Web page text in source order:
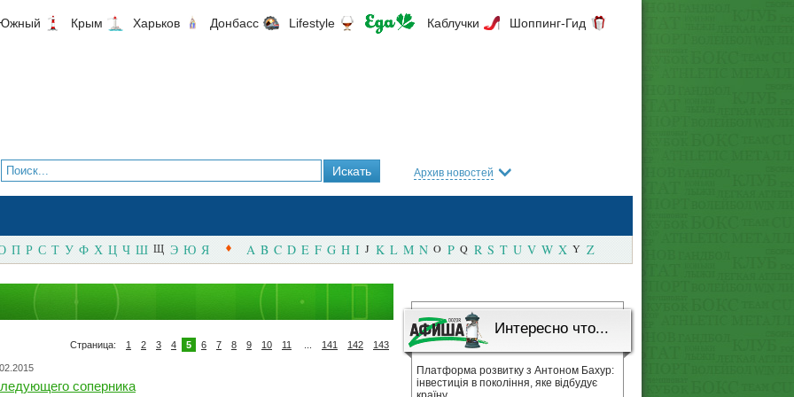
Крым Харьков Донбасс Lifestyle Каблучки Шоппинг-Гид
Архив новостей
П Р С Т У Ф Х Ц Ч Ш Щ Э Ю Я A B C D E F G H I J K L M N O P Q R S T U V W X Y Z
Страница: 1 2 3 4 5 6 7 8 9 10 11 141 142 143
соперника
Интересно что...
Платформа розвитку з Антоном Бахур:
інвестиція в покоління, яке відбудує